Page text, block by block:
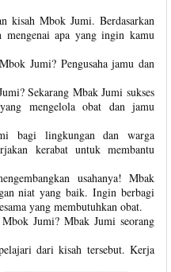
kisah Mbok Jumi. Berdasarkan
mengenai apa yang ingin kamu
Jumi? Pengusaha jamu dan
Sekarang Mbak Jumi sukses
mengelola obat dan jamu
bagi lingkungan dan warga
kerabat untuk membantu
usahanya! Mbak
niat yang baik. Ingin berbagi
yang membutuhkan obat.
Jumi? Mbak Jumi seorang
dari kisah tersebut. Kerja